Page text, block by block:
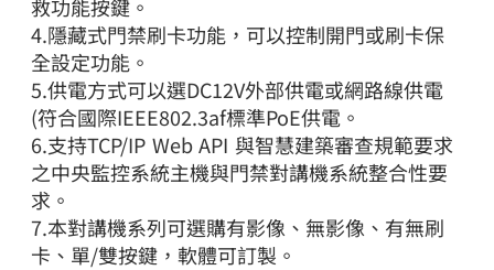
救功能按鍵。
4.隱藏式門禁刷卡功能，可以控制開門或刷卡保
全設定功能。
5.供電方式可以選DC12V外部供電或網路線供電
(符合國際IEEE802.3af標準PoE供電。
6.支持TCP/IP Web API 與智慧建築審查規範要求
之中央監控系統主機與門禁對講機系統整合性要
求。
7.本對講機系列可選購有影像、無影像、有無刷
卡、單/雙按鍵，軟體可訂製。